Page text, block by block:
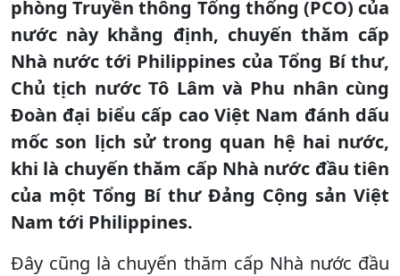
phòng Truyền thông Tổng thống (PCO) của
nước này khẳng định, chuyến thăm cấp
Nhà nước tới Philippines của Tổng Bí thư,
Chủ tịch nước Tô Lâm và Phu nhân cùng
Đoàn đại biểu cấp cao Việt Nam đánh dấu
mốc son lịch sử trong quan hệ hai nước,
khi là chuyến thăm cấp Nhà nước đầu tiên
của một Tổng Bí thư Đảng Cộng sản Việt
Nam tới Philippines.
Đây cũng là chuyến thăm cấp Nhà nước đầu